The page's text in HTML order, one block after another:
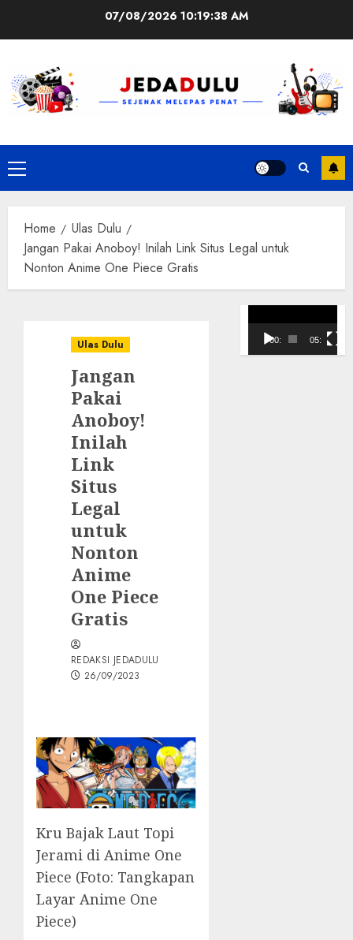
07/08/2026 10:19:38 AM
Primary
Menu
Home
Ulas Dulu
Jangan Pakai Anoboy! Inilah Link Situs Legal untuk
Nonton Anime One Piece Gratis
Ulas Dulu
Jangan
Pakai
Anoboy!
Inilah
Link
Situs
Legal
untuk
Nonton
Anime
One Piece
Gratis
REDAKSI JEDADULU
26/09/2023
Kru Bajak Laut Topi
Jerami di Anime One
Piece (Foto: Tangkapan
Layar Anime One
Piece)
Video
00:00 05:10